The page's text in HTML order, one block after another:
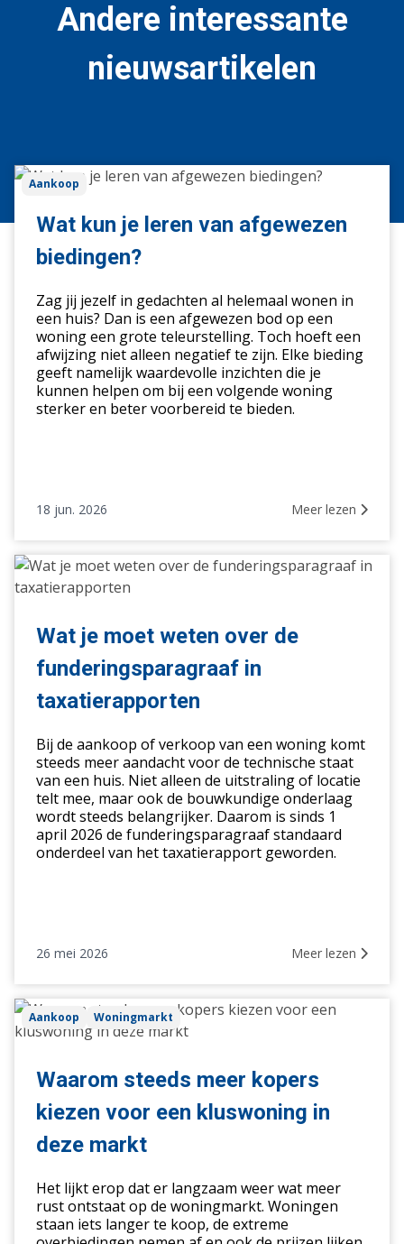
Andere interessante
nieuwsartikelen
Wat
je
van
biedingen?
Aankoop
Wat kun je leren van afgewezen
biedingen?
Zag jij jezelf in gedachten al helemaal wonen in
een huis? Dan is een afgewezen bod op een
woning een grote teleurstelling. Toch hoeft een
afwijzing niet alleen negatief te zijn. Elke bieding
geeft namelijk waardevolle inzichten die je
kunnen helpen om bij een volgende woning
sterker en beter voorbereid te bieden.
18 jun. 2026 Meer lezen
Wat
je
weten
funderingsparagraaf
taxatierapporten
Wat je moet weten over de
funderingsparagraaf in
taxatierapporten
Bij de aankoop of verkoop van een woning komt
steeds meer aandacht voor de technische staat
van een huis. Niet alleen de uitstraling of locatie
telt mee, maar ook de bouwkundige onderlaag
wordt steeds belangrijker. Daarom is sinds 1
april 2026 de funderingsparagraaf standaard
onderdeel van het taxatierapport geworden.
26 mei 2026 Meer lezen
Waarom
steeds
kopers
voor
een
deze
markt
Aankoop Woningmarkt
Waarom steeds meer kopers
kiezen voor een kluswoning in
deze markt
Het lijkt erop dat er langzaam weer wat meer
rust ontstaat op de woningmarkt. Woningen
staan iets langer te koop, de extreme